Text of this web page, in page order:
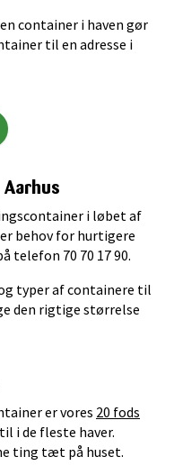
container i haven gør
til en adresse i
i løbet af
behov for hurtigere
telefon 70 70 17 90.
typer af containere til
den rigtige størrelse
er vores 20 fods
i de fleste haver.
ting tæt på huset.